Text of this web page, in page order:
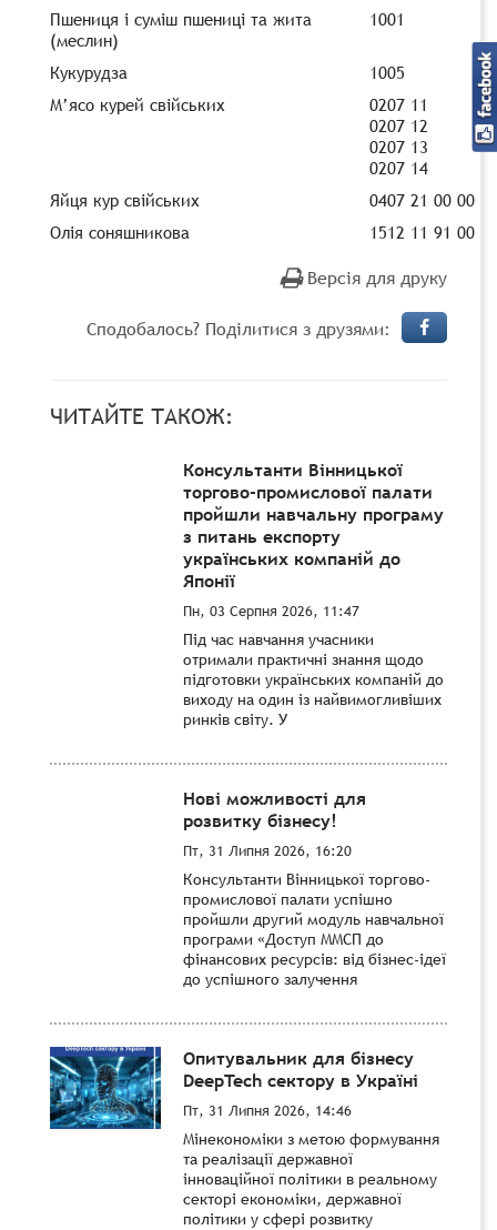
Пшениця і суміш пшениці та жита
(меслин)
1001
Кукурудза
1005
М’ясо курей свійських
0207 11
0207 12
0207 13
0207 14
Яйця кур свійських
0407 21 00 00
Олія соняшникова
1512 11 91 00
Версія для друку
Сподобалось? Поділитися з друзями:
ЧИТАЙТЕ ТАКОЖ:
Консультанти Вінницької
торгово-промислової палати
пройшли навчальну програму
з питань експорту
українських компаній до
Японії
Пн, 03 Серпня 2026, 11:47
Під час навчання учасники
отримали практичні знання щодо
підготовки українських компаній до
виходу на один із найвимогливіших
ринків світу. У
Нові можливості для
розвитку бізнесу!
Пт, 31 Липня 2026, 16:20
Консультанти Вінницької торгово-
промислової палати успішно
пройшли другий модуль навчальної
програми «Доступ ММСП до
фінансових ресурсів: від бізнес-ідеї
до успішного залучення
Опитувальник для бізнесу
DeepTech сектору в Україні
Пт, 31 Липня 2026, 14:46
Мінекономіки з метою формування
та реалізації державної
інноваційної політики в реальному
секторі економіки, державної
політики у сфері розвитку